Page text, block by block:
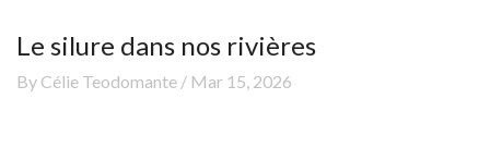
Le silure dans nos rivières
By Célie Teodomante / Mar 15, 2026